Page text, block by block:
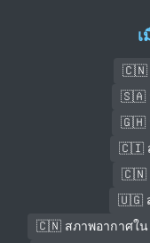
🇨🇳
🇸🇦
🇬🇭
🇨🇮 ส
🇨🇳
🇺🇬 ส
🇨🇳 สภาพอากาศใน